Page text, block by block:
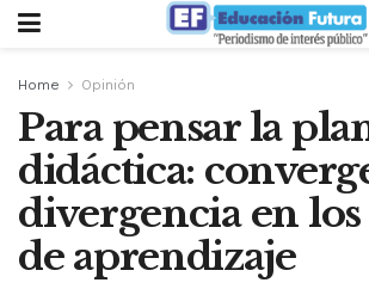
Home Opinión
Para pensar la
didáctica:
divergencia en
de aprendizaje